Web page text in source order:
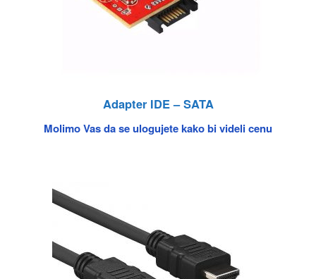
Adapter IDE – SATA
Molimo Vas da se ulogujete kako bi videli cenu